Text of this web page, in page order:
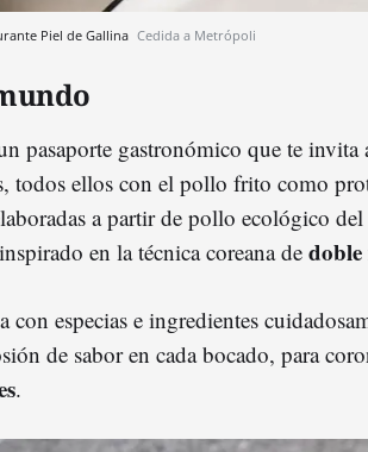
Piel de Gallina Cedida a Metrópoli
pasaporte gastronómico que te invita
todos ellos con el pollo frito como
a partir de pollo ecológico del
en la técnica coreana de
con especias e ingredientes
de sabor en cada bocado, para
.